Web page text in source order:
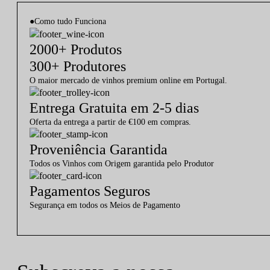
●Como tudo Funciona
2000+ Produtos
300+ Produtores
O maior mercado de vinhos premium online em Portugal.
Entrega Gratuita em 2-5 dias
Oferta da entrega a partir de €100 em compras.
Proveniência Garantida
Todos os Vinhos com Origem garantida pelo Produtor
Pagamentos Seguros
Segurança em todos os Meios de Pagamento